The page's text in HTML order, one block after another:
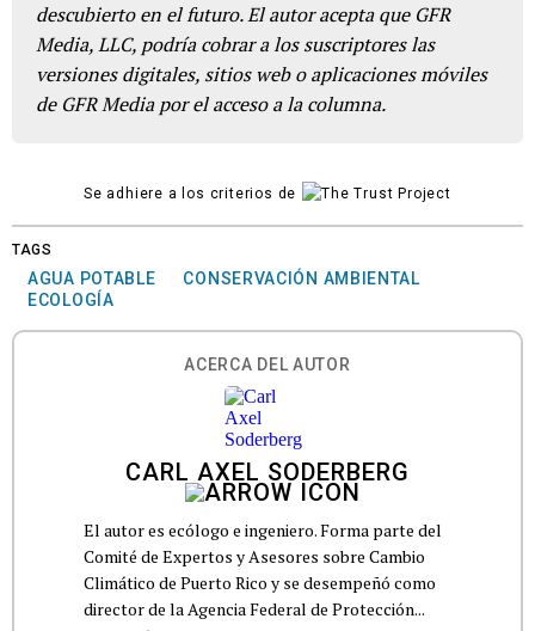
descubierto en el futuro. El autor acepta que GFR
Media, LLC, podría cobrar a los suscriptores las
versiones digitales, sitios web o aplicaciones móviles
de GFR Media por el acceso a la columna.
Se adhiere a los criterios de
TAGS
AGUA POTABLE
CONSERVACIÓN AMBIENTAL
ECOLOGÍA
ACERCA DEL AUTOR
CARL AXEL SODERBERG
El autor es ecólogo e ingeniero. Forma parte del
Comité de Expertos y Asesores sobre Cambio
Climático de Puerto Rico y se desempeñó como
director de la Agencia Federal de Protección...